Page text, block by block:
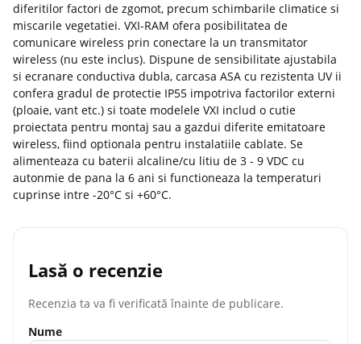
diferitilor factori de zgomot, precum schimbarile climatice si
miscarile vegetatiei. VXI-RAM ofera posibilitatea de
comunicare wireless prin conectare la un transmitator
wireless (nu este inclus). Dispune de sensibilitate ajustabila
si ecranare conductiva dubla, carcasa ASA cu rezistenta UV ii
confera gradul de protectie IP55 impotriva factorilor externi
(ploaie, vant etc.) si toate modelele VXI includ o cutie
proiectata pentru montaj sau a gazdui diferite emitatoare
wireless, fiind optionala pentru instalatiile cablate. Se
alimenteaza cu baterii alcaline/cu litiu de 3 - 9 VDC cu
autonmie de pana la 6 ani si functioneaza la temperaturi
cuprinse intre -20°C si +60°C.
Lasă o recenzie
Recenzia ta va fi verificată înainte de publicare.
Nume